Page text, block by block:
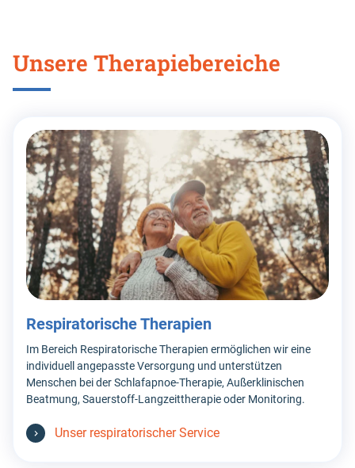
Unsere Therapiebereiche
Respiratorische Therapien
Im Bereich Respiratorische Therapien ermöglichen wir eine
individuell angepasste Versorgung und unterstützen
Menschen bei der Schlafapnoe-Therapie, Außerklinischen
Beatmung, Sauerstoff-Langzeittherapie oder Monitoring.
Unser respiratorischer Service